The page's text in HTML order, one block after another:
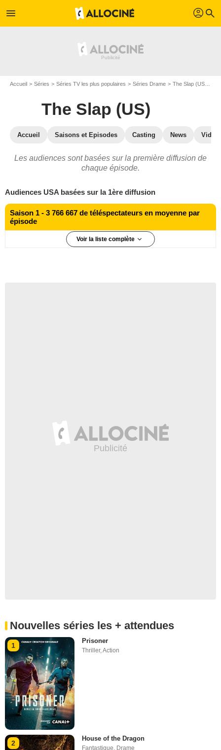
menu profil search
Accueil Séries Séries TV les plus populaires Séries Drame The Slap (US)
The Slap (US)
Accueil Saisons et Episodes Casting News
Les audiences sont basées sur la première diffusion de
chaque épisode.
Audiences USA basées sur la 1ère diffusion
Saison 1 - 3 766 667 de téléspectateurs en moyenne par
épisode
Voir la liste complète
5 130 000 téléspectateurs
Nouvelles séries les + attendues
1
Prisoner
Thriller,Action
2
House of the Dragon
Fantastique, Drame